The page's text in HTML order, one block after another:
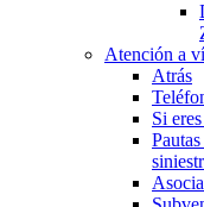
Atención a
Atrás
Si